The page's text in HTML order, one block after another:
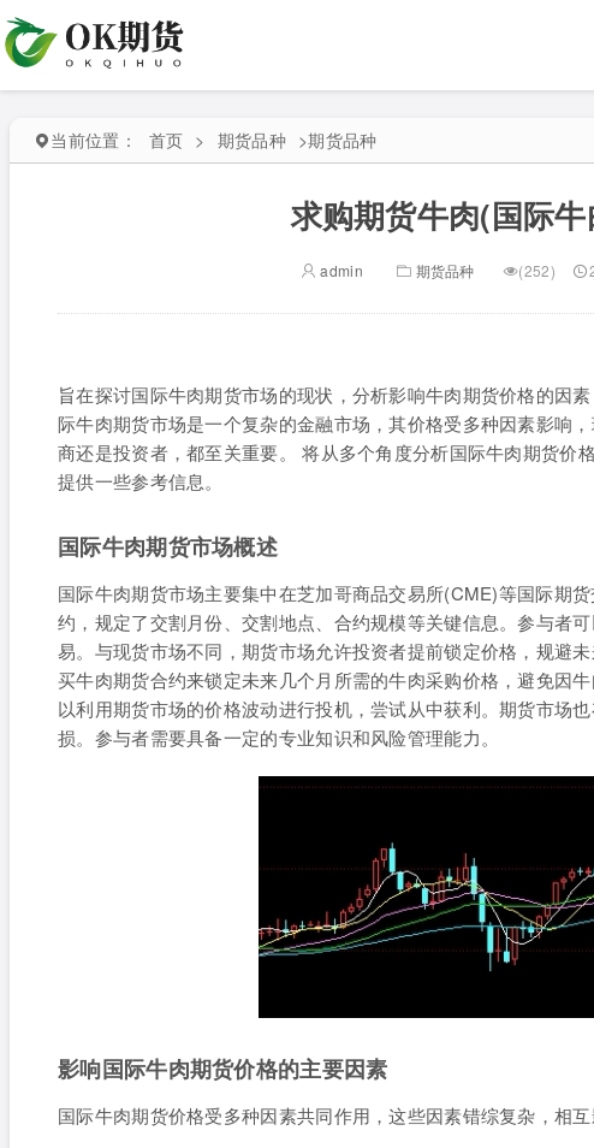
当前位置： 首页 > 期货品种 >期货品种
求购期货牛肉(国际
admin 期货品种 (252)
旨在探讨国际牛肉期货市场的现状，分析影响牛肉期货价格的因
际牛肉期货市场是一个复杂的金融市场，其价格受多种因素影响
商还是投资者，都至关重要。 将从多个角度分析国际牛肉期货价
提供一些参考信息。
国际牛肉期货市场概述
国际牛肉期货市场主要集中在芝加哥商品交易所(CME)等国际期
约，规定了交割月份、交割地点、合约规模等关键信息。参与者
易。与现货市场不同，期货市场允许投资者提前锁定价格，规避
买牛肉期货合约来锁定未来几个月所需的牛肉采购价格，避免因
以利用期货市场的价格波动进行投机，尝试从中获利。期货市场
损。参与者需要具备一定的专业知识和风险管理能力。
影响国际牛肉期货价格的主要因素
国际牛肉期货价格受多种因素共同作用，这些因素错综复杂，相互